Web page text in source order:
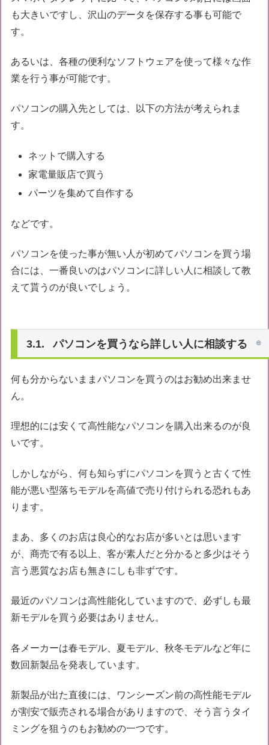
も大きいですし、沢山のデータを保存する事も可能で
す。
あるいは、各種の便利なソフトウェアを使って様々な作
業を行う事が可能です。
パソコンの購入先としては、以下の方法が考えられま
す。
ネットで購入する
家電量販店で買う
パーツを集めて自作する
などです。
パソコンを使った事が無い人が初めてパソコンを買う場
合には、一番良いのはパソコンに詳しい人に相談して教
えて貰うのが良いでしょう。
パソコンを買うなら詳しい人に相談する
何も分からないままパソコンを買うのはお勧め出来ませ
ん。
理想的には安くて高性能なパソコンを購入出来るのが良
いです。
しかしながら、何も知らずにパソコンを買うと古くて性
能が悪い型落ちモデルを高値で売り付けられる恐れもあ
ります。
まあ、多くのお店は良心的なお店が多いとは思います
が、商売で有る以上、客が素人だと分かると多少はそう
言う悪質なお店も無きにしも非ずです。
最近のパソコンは高性能化していますので、必ずしも最
新モデルを買う必要はありません。
各メーカーは春モデル、夏モデル、秋冬モデルなど年に
数回新製品を発表しています。
新製品が出た直後には、ワンシーズン前の高性能モデル
が割安で販売される場合がありますので、そう言うタイ
ミングを狙うのもお勧めの一つです。